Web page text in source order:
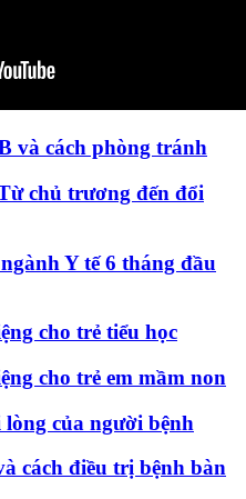
và cách phòng tránh
chủ trương đến đổi
Y tế 6 tháng đầu
cho trẻ tiểu học
cho trẻ em mầm non
của người bệnh
cách điều trị bệnh bàn